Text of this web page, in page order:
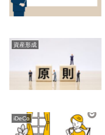
資産形成
iDeCo